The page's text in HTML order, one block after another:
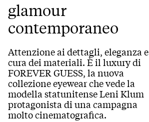
glamour
contemporaneo
Attenzione ai dettagli, eleganza e
cura dei materiali. È il luxury di
FOREVER GUESS, la nuova
collezione eyewear che vede la
modella statunitense Leni Klum
protagonista di una campagna
molto cinematografica.